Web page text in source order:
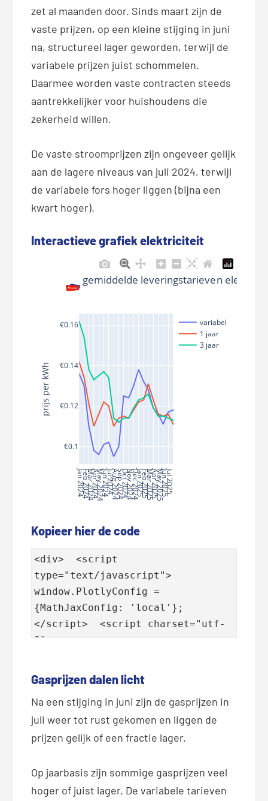
zet al maanden door. Sinds maart zijn de
vaste prijzen, op een kleine stijging in juni
na, structureel lager geworden, terwijl de
variabele prijzen juist schommelen.
Daarmee worden vaste contracten steeds
aantrekkelijker voor huishoudens die
zekerheid willen.
De vaste stroomprijzen zijn ongeveer gelijk
aan de lagere niveaus van juli 2024, terwijl
de variabele fors hoger liggen (bijna een
kwart hoger).
Interactieve grafiek elektriciteit
Jan 2024
Feb 2024Mar 2024Apr 2024May 2024Jun 2024Jul 2024Aug 2024Sep 2024Oct 2024Nov 2024Dec 2024Jan 2025Feb 2025Mar 2025Apr 2025May 2025Jun 2025
Jul 2025
€0.1
€0.12
€0.14
€0.16
variabel
1 jaar
3 jaar
gemiddelde leveringstarieven
prijs per kWh
Kopieer hier de code
<div>  <script
type="text/javascript">
window.PlotlyConfig =
{MathJaxConfig: 'local'};
</script>  <script charset="utf-
8"
2.35.2.min.js">  </script>  <div
class="plotly-graph-div"
id="ff2a28d2-8a43-4ab1-967a-
731bc986b7a5" style="height:100%;
width:100%;">  </div>  <script
window.PLOTLYENV=window.PLOTLYENV
|| {}; if
Gasprijzen dalen licht
Na een stijging in juni zijn de gasprijzen in
juli weer tot rust gekomen en liggen de
prijzen gelijk of een fractie lager.
Op jaarbasis zijn sommige gasprijzen veel
hoger of juist lager. De variabele tarieven